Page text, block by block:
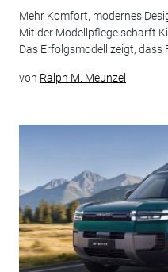
Mehr Komfort, modernes
Mit der Modellpflege schärft
Das Erfolgsmodell zeigt, dass
von Ralph M. Meunzel